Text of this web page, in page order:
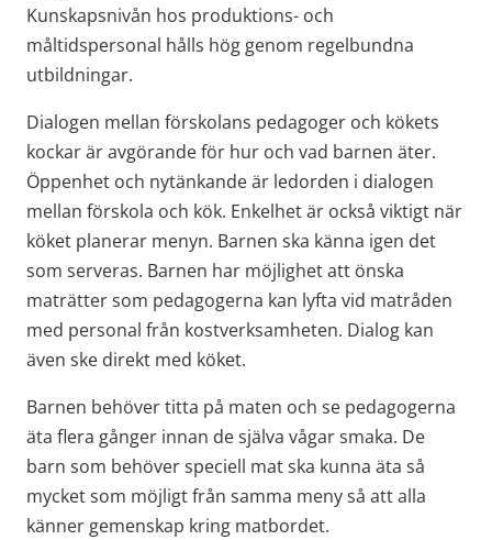
Kunskapsnivån hos produktions- och
måltidspersonal hålls hög genom regelbundna
utbildningar.
Dialogen mellan förskolans pedagoger och kökets
kockar är avgörande för hur och vad barnen äter.
Öppenhet och nytänkande är ledorden i dialogen
mellan förskola och kök. Enkelhet är också viktigt när
köket planerar menyn. Barnen ska känna igen det
som serveras. Barnen har möjlighet att önska
maträtter som pedagogerna kan lyfta vid matråden
med personal från kostverksamheten. Dialog kan
även ske direkt med köket.
Barnen behöver titta på maten och se pedagogerna
äta flera gånger innan de själva vågar smaka. De
barn som behöver speciell mat ska kunna äta så
mycket som möjligt från samma meny så att alla
känner gemenskap kring matbordet.